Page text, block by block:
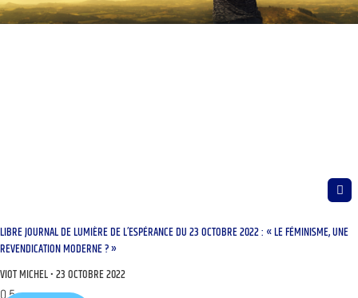
LIBRE JOURNAL DE LUMIÈRE DE L’ESPÉRANCE DU 23 OCTOBRE 2022 : « LE FÉMINISME, UNE
REVENDICATION MODERNE ? »
VIOT MICHEL 23 OCTOBRE 2022